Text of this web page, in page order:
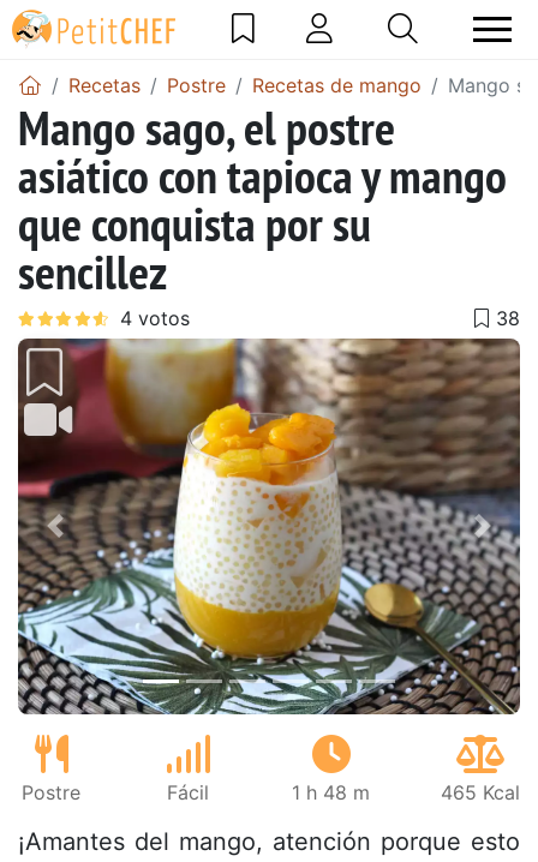
Recetas Postre Recetas de mango Mango
Mango sago, el postre
asiático con tapioca y mango
que conquista por su
sencillez
Anterior
Postre Fácil 1 h 48 m 465 Kcal
¡Amantes del mango, atención porque esto